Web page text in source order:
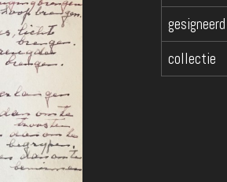
gesigneerd
collectie